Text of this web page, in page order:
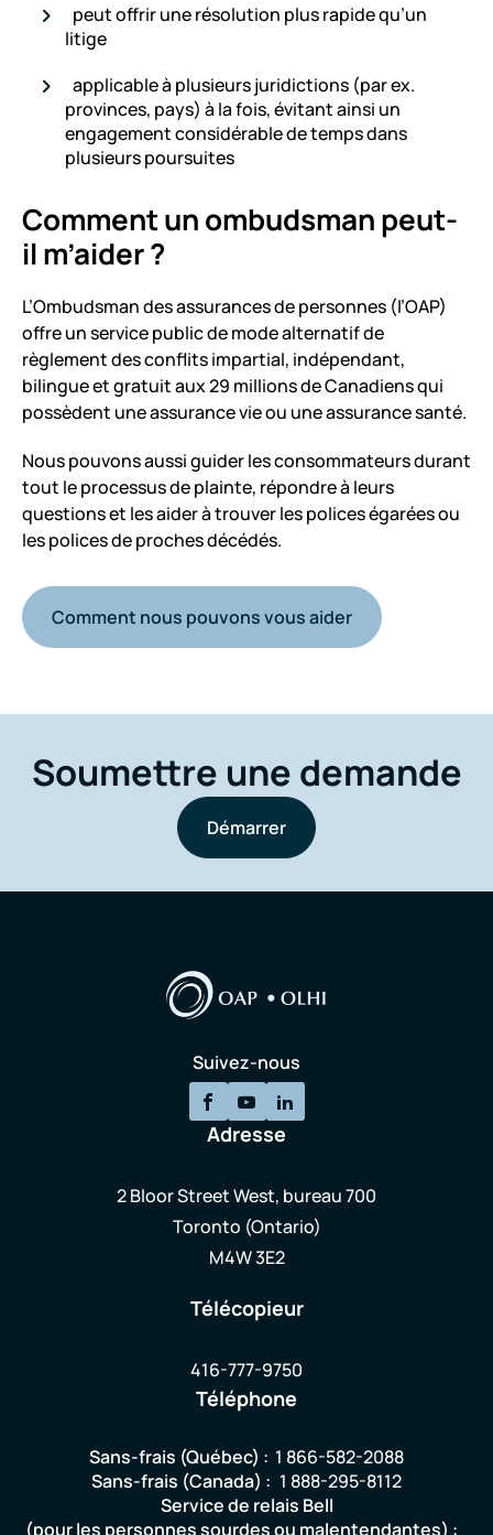
peut offrir une résolution plus rapide qu’un
litige
applicable à plusieurs juridictions (par ex.
provinces, pays) à la fois, évitant ainsi un
engagement considérable de temps dans
plusieurs poursuites
Comment un ombudsman peut-
il m’aider ?
L’Ombudsman des assurances de personnes (l’OAP)
offre un service public de mode alternatif de
règlement des conflits impartial, indépendant,
bilingue et gratuit aux 29 millions de Canadiens qui
possèdent une assurance vie ou une assurance santé.
Nous pouvons aussi guider les consommateurs durant
tout le processus de plainte, répondre à leurs
questions et les aider à trouver les polices égarées ou
les polices de proches décédés.
Comment nous pouvons vous aider
Soumettre une demande
Démarrer
Suivez-nous
Adresse
2 Bloor Street West, bureau 700
Toronto (Ontario)
M4W 3E2
Télécopieur
416-777-9750
Téléphone
Sans-frais (Québec) : 1 866-582-2088
Sans-frais (Canada) : 1 888-295-8112
Service de relais Bell
(pour les personnes sourdes ou malentendantes) :